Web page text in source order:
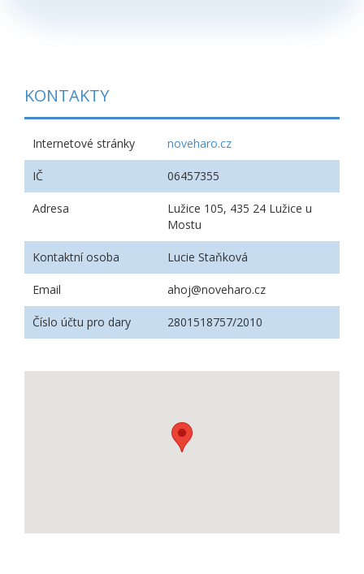
KONTAKTY
Internetové stránky noveharo.cz
IČ 06457355
Adresa
Lužice 105, 435 24 Lužice u
Mostu
Kontaktní osoba Lucie Staňková
Email ahoj@noveharo.cz
Číslo účtu pro dary 2801518757/2010